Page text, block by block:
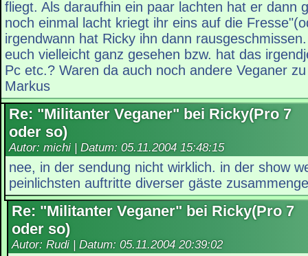
fliegt. Als daraufhin ein paar lachten hat er dann
noch einmal lacht kriegt ihr eins auf die
irgendwann hat Ricky ihn dann
euch vielleicht ganz gesehen bzw. hat das
Pc etc.? Waren da auch noch andere Veganer
Markus
Re: "Militanter Veganer" bei Ricky(Pro 7
oder so)
Autor: michi | Datum: 05.11.2004 15:48:15
nee, in der sendung nicht wirklich. in der show
peinlichsten auftritte diverser gäste
Re: "Militanter Veganer" bei Ricky(Pro 7
oder so)
Autor: Rudi | Datum: 05.11.2004 20:39:02